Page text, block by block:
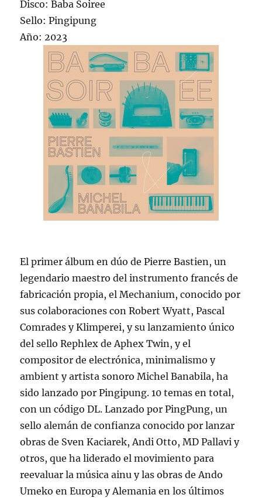
Disco: Baba Soiree
Sello: Pingipung
Año: 2023
El primer álbum en dúo de Pierre Bastien, un
legendario maestro del instrumento francés de
fabricación propia, el Mechanium, conocido por
sus colaboraciones con Robert Wyatt, Pascal
Comrades y Klimperei, y su lanzamiento único
del sello Rephlex de Aphex Twin, y el
compositor de electrónica, minimalismo y
ambient y artista sonoro Michel Banabila, ha
sido lanzado por Pingipung. 10 temas en total,
con un código DL. Lanzado por PingPung, un
sello alemán de confianza conocido por lanzar
obras de Sven Kaciarek, Andi Otto, MD Pallavi y
otros, que ha liderado el movimiento para
reevaluar la música ainu y las obras de Ando
Umeko en Europa y Alemania en los últimos